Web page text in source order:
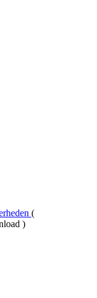
(
)